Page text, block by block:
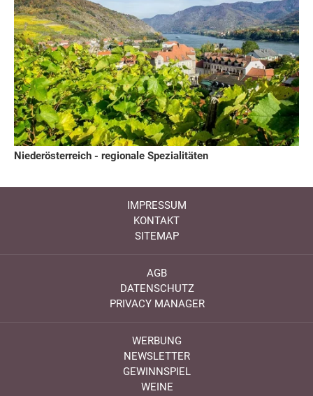
Niederösterreich - regionale Spezialitäten
IMPRESSUM
KONTAKT
SITEMAP
AGB
DATENSCHUTZ
PRIVACY MANAGER
WERBUNG
NEWSLETTER
GEWINNSPIEL
WEINE